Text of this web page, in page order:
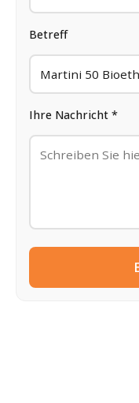
Betreff
Ihre Nachricht *